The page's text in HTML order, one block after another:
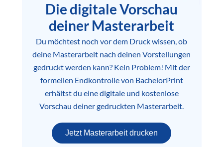
Die digitale Vorschau
deiner Masterarbeit
Du möchtest noch vor dem Druck wissen, ob
deine Masterarbeit nach deinen Vorstellungen
gedruckt werden kann? Kein Problem! Mit der
formellen Endkontrolle von BachelorPrint
erhältst du eine digitale und kostenlose
Vorschau deiner gedruckten Masterarbeit.
Jetzt Masterarbeit drucken